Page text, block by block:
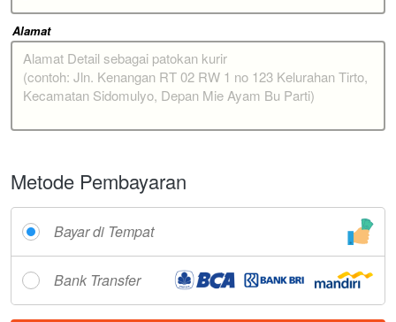
Alamat
Metode Pembayaran
Bayar di Tempat
Bank Transfer